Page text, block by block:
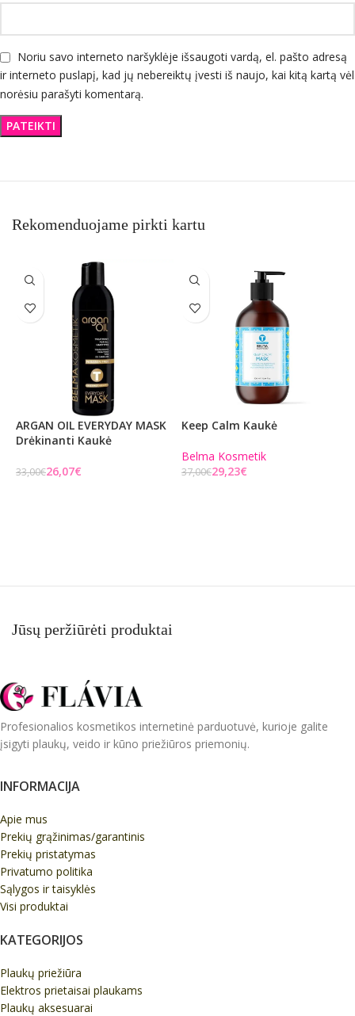
Noriu savo interneto naršyklėje išsaugoti vardą, el. pašto adresą
ir interneto puslapį, kad jų nebereiktų įvesti iš naujo, kai kitą kartą vėl
norėsiu parašyti komentarą.
Rekomenduojame pirkti kartu
ARGAN OIL EVERYDAY MASK
Drėkinanti Kaukė
33,00€26,07€
Keep Calm Kaukė
Belma Kosmetik
37,00€29,23€
Jūsų peržiūrėti produktai
Profesionalios kosmetikos internetinė parduotuvė, kurioje galite
įsigyti plaukų, veido ir kūno priežiūros priemonių.
INFORMACIJA
Apie mus
Prekių grąžinimas/garantinis
Prekių pristatymas
Privatumo politika
Sąlygos ir taisyklės
Visi produktai
KATEGORIJOS
Plaukų priežiūra
Elektros prietaisai plaukams
Plaukų aksesuarai